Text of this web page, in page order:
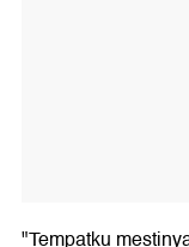
"Tempatku